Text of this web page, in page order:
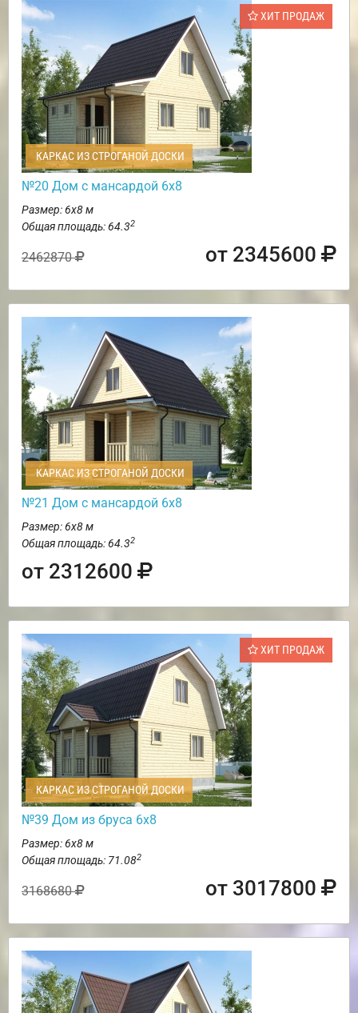
ХИТ ПРОДАЖ
КАРКАС ИЗ СТРОГАНОЙ ДОСКИ
№20 Дом с мансардой 6х8
Размер: 6х8 м
Общая площадь: 64.32
2462870 от 2345600
КАРКАС ИЗ СТРОГАНОЙ ДОСКИ
№21 Дом с мансардой 6х8
Размер: 6х8 м
Общая площадь: 64.32
от 2312600
ХИТ ПРОДАЖ
КАРКАС ИЗ СТРОГАНОЙ ДОСКИ
№39 Дом из бруса 6х8
Размер: 6х8 м
Общая площадь: 71.082
3168680 от 3017800